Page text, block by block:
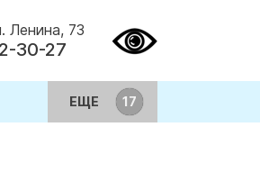
Ленина, 73
30-27
ЕЩЕ